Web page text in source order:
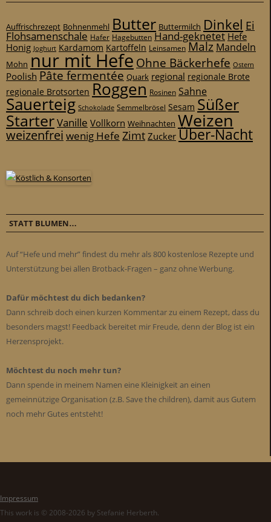
Auffrischrezept Bohnenmehl Butter Buttermilch Dinkel Ei
Flohsamenschale Hafer Hagebutten Hand-geknetet Hefe
Honig Joghurt Kardamom Kartoffeln Leinsamen Malz Mandeln
Mohn nur mit Hefe Ohne Bäckerhefe Ostern
Poolish Pâte fermentée Quark regional regionale Brote
regionale Brotsorten Roggen Rosinen Sahne
Sauerteig Schokolade Semmelbrösel Sesam Süßer
StarterVanille Vollkorn Weihnachten Weizen
weizenfrei wenig Hefe ZimtZuckerÜber-Nacht
STATT BLUMEN…
Auf “Hefe und mehr” findest du mehr als 800 kostenlose Rezepte und
Unterstützung bei allen Brotback-Fragen – ganz ohne Werbung.
Dafür möchtest du dich bedanken?
Dann schreib doch einen kurzen Kommentar zu einem Rezept, dass du
besonders magst! Feedback bereitet mir Freude, denn der Blog ist ein
Herzensprojekt.
Möchtest du noch mehr tun?
Dann spende in meinem Namen eine Kleinigkeit an einen
gemeinnützige Organisation (z.B. Save the children), damit aus Gutem
noch mehr Gutes entsteht!
Impressum
This work is © 2008-2026 by Stefanie Herberth.